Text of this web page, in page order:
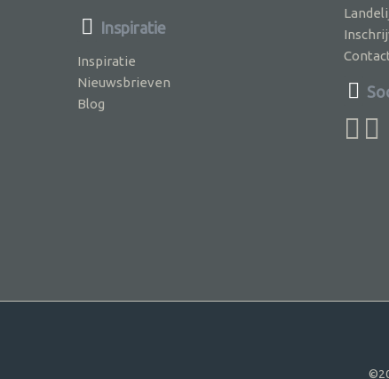
Inspiratie
Inspiratie
Nieuwsbrieven
Blog